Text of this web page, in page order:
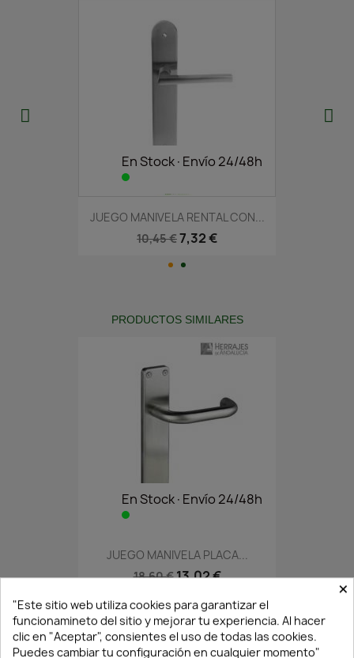
En Stock·Envío 24/48h
JUEGO MANIVELA RENTAL CON...
10,45 €7,32 €
PRODUCTOS SIMILARES
En Stock·Envío 24/48h
JUEGO MANIVELA PLACA...
18,60 €13,02 € ×
"Este sitio web utiliza cookies para garantizar el
funcionamineto del sitio y mejorar tu experiencia. Al hacer
clic en "Aceptar", consientes el uso de todas las cookies.
Puedes cambiar tu configuración en cualquier momento"